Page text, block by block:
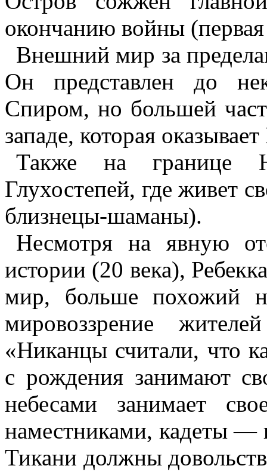
окончанию войны
Внешний мир за
Он представлен до
Спиром, но большей
западе, которая оказывает
Также на границе
Глухостепей, где живет
близнецы-шаманы).
Несмотря на явную
истории (20 века),
мир, больше похожий
мировоззрение
«Никанцы считали, что
с рождения занимают
небесами занимает
наместниками, кадеты —
Тикани должны